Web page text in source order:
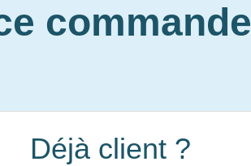
commande
Déjà client ?